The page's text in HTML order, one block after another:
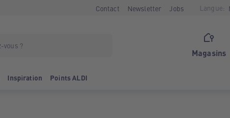
Contact Newsletter Jobs Langue:
Magasins
Inspiration Points ALDI